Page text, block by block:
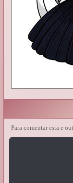
Para comentar esta e